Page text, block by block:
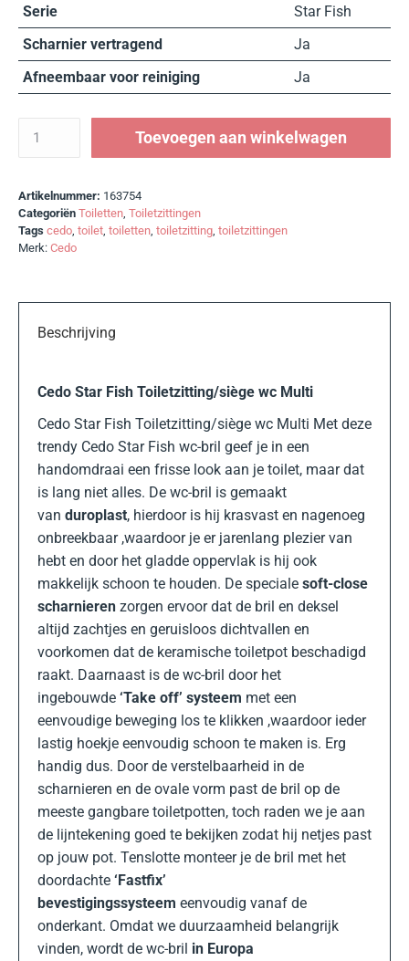
Serie
Star Fish
Scharnier vertragend
Ja
Afneembaar voor reiniging
Ja
Toevoegen aan winkelwagen
Artikelnummer: 163754
Categoriën Toiletten Toiletzittingen
Tags cedo toilet toiletten toiletzitting toiletzittingen
Merk: Cedo
Beschrijving
Cedo Star Fish Toiletzitting/siège wc Multi
Cedo Star Fish Toiletzitting/siège wc Multi Met deze
trendy Cedo Star Fish wc-bril geef je in een
handomdraai een frisse look aan je toilet, maar dat
is lang niet alles. De wc-bril is gemaakt
van duroplast, hierdoor is hij krasvast en nagenoeg
onbreekbaar ,waardoor je er jarenlang plezier van
hebt en door het gladde oppervlak is hij ook
makkelijk schoon te houden. De speciale soft-close
scharnieren zorgen ervoor dat de bril en deksel
altijd zachtjes en geruisloos dichtvallen en
voorkomen dat de keramische toiletpot beschadigd
raakt. Daarnaast is de wc-bril door het
ingebouwde ‘Take off’ systeem met een
eenvoudige beweging los te klikken ,waardoor ieder
lastig hoekje eenvoudig schoon te maken is. Erg
handig dus. Door de verstelbaarheid in de
scharnieren en de ovale vorm past de bril op de
meeste gangbare toiletpotten, toch raden we je aan
de lijntekening goed te bekijken zodat hij netjes past
op jouw pot. Tenslotte monteer je de bril met het
doordachte ‘Fastfix’
bevestigingssysteem eenvoudig vanaf de
onderkant. Omdat we duurzaamheid belangrijk
vinden, wordt de wc-bril in Europa